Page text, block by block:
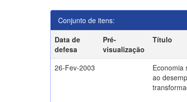
Conjunto de itens:
Data de
defesa
Pré-
visualização
Título
26-Fev-2003
Economia
ao